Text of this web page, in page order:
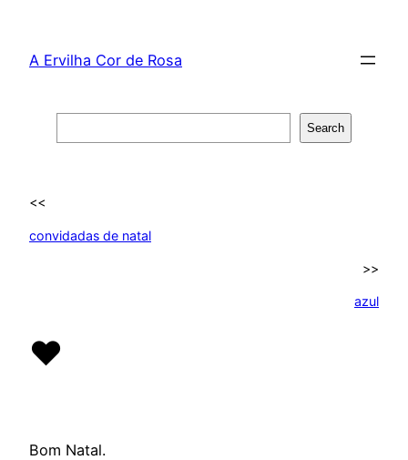
content
A Ervilha Cor de Rosa
Search
<<
convidadas de natal
>>
azul
♥
Bom Natal.